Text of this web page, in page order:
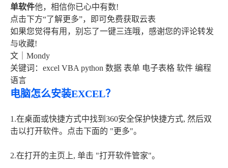
单软件他，相信你已心中有数!
点击下方“了解更多”，即可免费获取云表
如果您觉得有用，别忘了一键三连哦，感谢您的评论转发
与收藏!
文｜Mondy
关键词：excel VBA python 数据 表单 电子表格 软件 编程
语言
电脑怎么安装EXCEL？
1.在桌面或快捷方式中找到360安全保护快捷方式, 然后双
击以打开软件。点击下面的 "更多"。
2.在打开的主页上, 单击 "打开软件管家"。